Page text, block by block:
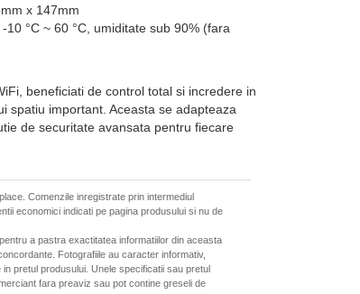
x 147mm
°C ~ 60 °C, umiditate sub 90% (fara
beneficiati de control total si incredere in
spatiu important. Aceasta se adapteaza
de securitate avansata pentru fiecare
Comenzile inregistrate prin intermediul
economici indicati pe pagina produsului si nu de
a pastra exactitatea informatiilor din aceasta
Fotografiile au caracter informativ,
pretul produsului. Unele specificatii sau pretul
fara preaviz sau pot contine greseli de